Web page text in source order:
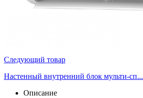
Следующий товар
Настенный внутренний блок мульти-сп...
Описание